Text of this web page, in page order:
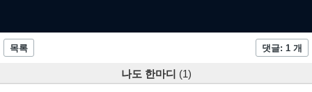
목록 댓글: 1 개
나도 한마디 (1)